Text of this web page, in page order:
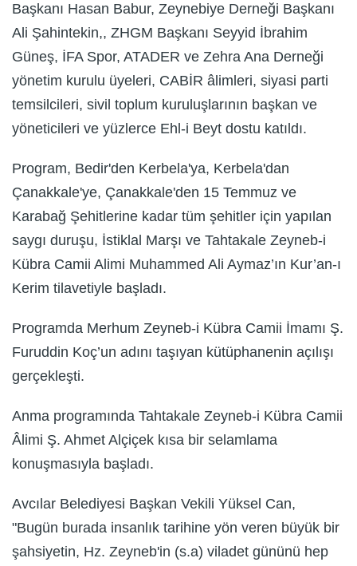
Başkanı Hasan Babur, Zeynebiye Derneği Başkanı
Ali Şahintekin,, ZHGM Başkanı Seyyid İbrahim
Güneş, İFA Spor, ATADER ve Zehra Ana Derneği
yönetim kurulu üyeleri, CABİR âlimleri, siyasi parti
temsilcileri, sivil toplum kuruluşlarının başkan ve
yöneticileri ve yüzlerce Ehl-i Beyt dostu katıldı.
Program, Bedir'den Kerbela'ya, Kerbela'dan
Çanakkale'ye, Çanakkale'den 15 Temmuz ve
Karabağ Şehitlerine kadar tüm şehitler için yapılan
saygı duruşu, İstiklal Marşı ve Tahtakale Zeyneb-i
Kübra Camii Alimi Muhammed Ali Aymaz’ın Kur’an-ı
Kerim tilavetiyle başladı.
Programda Merhum Zeyneb-i Kübra Camii İmamı Ş.
Furuddin Koç’un adını taşıyan kütüphanenin açılışı
gerçekleşti.
Anma programında Tahtakale Zeyneb-i Kübra Camii
Âlimi Ş. Ahmet Alçiçek kısa bir selamlama
konuşmasıyla başladı.
Avcılar Belediyesi Başkan Vekili Yüksel Can,
"Bugün burada insanlık tarihine yön veren büyük bir
şahsiyetin, Hz. Zeyneb'in (s.a) viladet gününü hep